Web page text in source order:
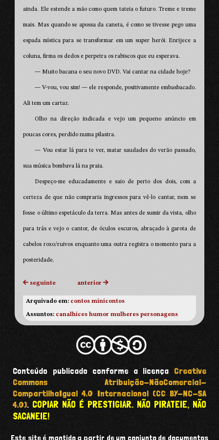
ainda. Ele estende a mão como quem tateia o futuro. Treme e treme
mais. Mas quando se apossa da caneta, é como se tivesse pego uma
espada mística para se transformar em um super herói. Enrijece a
coluna, firma os dedos e perpetra os rabiscos que eu esperava.
— Muito bacana o seu novo DVD. Vai cantar na cidade hoje?
— V-vou, vou sim! — ele responde, positivamente embasbacado.
Ali tem um cartaz.
Olho na direção indicada e vejo um pequeno anúncio em
poucas cores, perdido numa pilastra.
— Vou estar lá para te ver, matar saudades do verão passado,
sua música bombava lá na praia.
Despeço-me educadamente e saio de perto dos dois, com a
certeza de que não compraria ingressos para vê-lo cantar, nem se
fosse o último espetáculo da terra. Mas antes de sumir da vista, olho
para trás e vejo o cantor, de óculos escuros, abraçado à garota de
cabelos roxo/ruivos enquanto uma outra registra o momento para a
posteridade.
seguinte anterior
Arquivado em: contos minicontos
Assuntos: canalhices humor mulheres personagens
Conteúdo publicado conforme a licença Creative
Commons Atribuição-NãoComercial-
CompartilhaIgual 4.0 Internacional (CC BY-NC-SA
4.0). COPIAR NÃO É PRESTIGIAR. NÃO PIRATEIE, NÃO
SACANEIE!
Este site é mantido a partir de um conjunto de documentos